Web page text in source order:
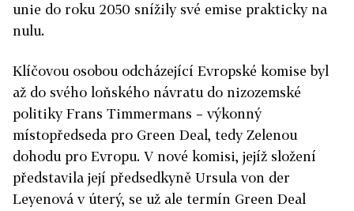
unie do roku 2050 snížily své emise prakticky na
nulu.
Klíčovou osobou odcházející Evropské komise byl
až do svého loňského návratu do nizozemské
politiky Frans Timmermans – výkonný
místopředseda pro Green Deal, tedy Zelenou
dohodu pro Evropu. V nové komisi, jejíž složení
představila její předsedkyně Ursula von der
Leyenová v úterý, se už ale termín Green Deal